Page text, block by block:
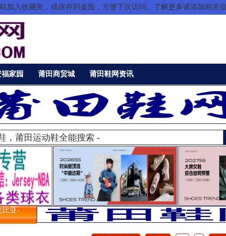
加入收藏夹，或保存到桌面，方便下次访问。了解更多请添加相关
家园 莆田商贸城 莆田鞋网资讯
比亚-